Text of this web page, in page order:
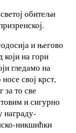
обитељи
и његово
који на гори
гледамо на
свој крст,
то све
и сигурно
награду-
никшићки